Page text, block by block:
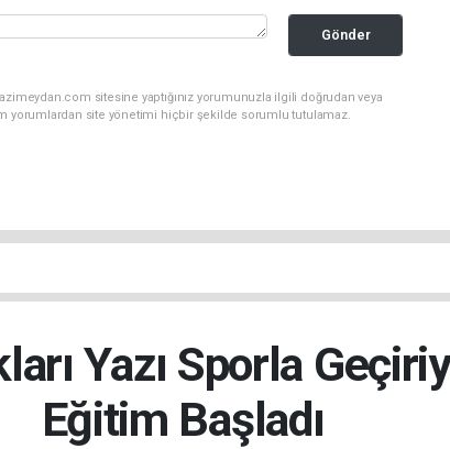
Gönder
sitesine yaptığınız yorumunuzla ilgili doğrudan veya
yorumlardan site yönetimi hiçbir şekilde sorumlu tutulamaz.
Yazı Sporla
Eğitim Başladı